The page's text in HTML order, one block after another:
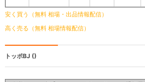
安く買う（無料 相場・出品情報配信）
高く売る（無料 相場情報配信）
トッポBJ ()